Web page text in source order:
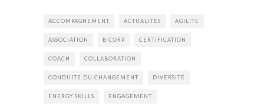
ACCOMPAGNEMENT ACTUALITÉS AGILITE
ASSOCIATION B CORP CERTIFICATION
COACH COLLABORATION
CONDUITE DU CHANGEMENT DIVERSITÉ
ENERGY SKILLS ENGAGEMENT